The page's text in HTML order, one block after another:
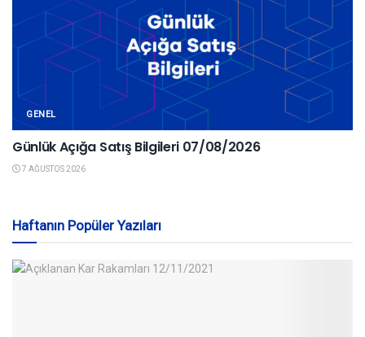
GENEL
Günlük Açığa Satış Bilgileri 07/08/2026
7 AĞUSTOS 2026
Haftanın Popüler Yazıları